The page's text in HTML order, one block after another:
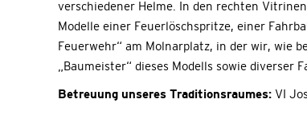
verschiedener Helme. In den rechten
Modelle einer Feuerlöschspritze, einer
Feuerwehr“ am Molnarplatz, in der wir, wie
„Baumeister“ dieses Modells sowie diverser
Betreuung unseres Traditionsraumes: VI